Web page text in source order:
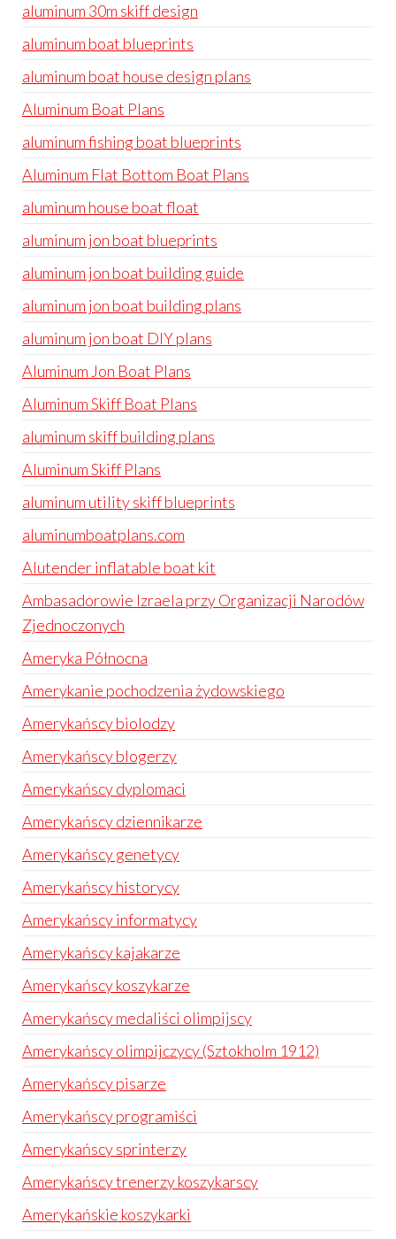
aluminum 30m skiff design
aluminum boat blueprints
aluminum boat house design plans
Aluminum Boat Plans
aluminum fishing boat blueprints
Aluminum Flat Bottom Boat Plans
aluminum house boat float
aluminum jon boat blueprints
aluminum jon boat building guide
aluminum jon boat building plans
aluminum jon boat DIY plans
Aluminum Jon Boat Plans
Aluminum Skiff Boat Plans
aluminum skiff building plans
Aluminum Skiff Plans
aluminum utility skiff blueprints
aluminumboatplans.com
Alutender inflatable boat kit
Ambasadorowie Izraela przy Organizacji Narodów
Zjednoczonych
Ameryka Północna
Amerykanie pochodzenia żydowskiego
Amerykańscy biolodzy
Amerykańscy blogerzy
Amerykańscy dyplomaci
Amerykańscy dziennikarze
Amerykańscy genetycy
Amerykańscy historycy
Amerykańscy informatycy
Amerykańscy kajakarze
Amerykańscy koszykarze
Amerykańscy medaliści olimpijscy
Amerykańscy olimpijczycy (Sztokholm 1912)
Amerykańscy pisarze
Amerykańscy programiści
Amerykańscy sprinterzy
Amerykańscy trenerzy koszykarscy
Amerykańskie koszykarki